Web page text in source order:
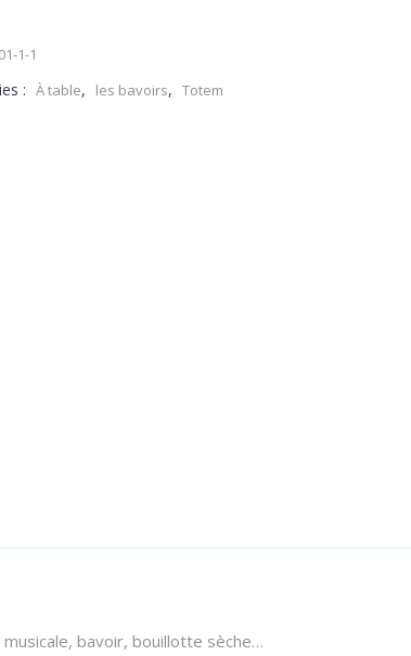
1-1
: À table, les bavoirs, Totem
bavoir, bouillotte sèche…